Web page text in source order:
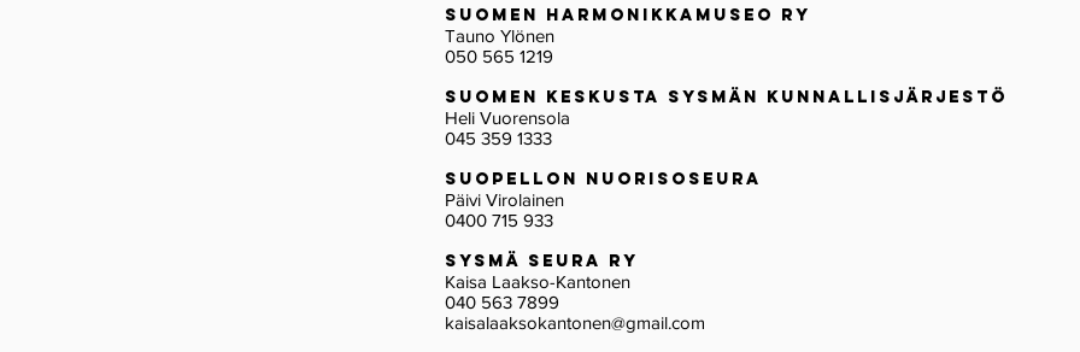
Suomen Harmonikkamuseo ry
Tauno Ylönen
050 565 1219
Suomen Keskusta Sysmän Kunnallisjärjestö
Heli Vuorensola
045 359 1333
Suopellon Nuorisoseura
Päivi Virolainen
0400 715 933
Sysmä Seura ry
Kaisa Laakso-Kantonen
040 563 7899
kaisalaaksokantonen@gmail.com